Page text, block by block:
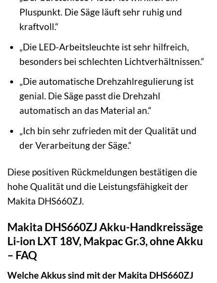
Pluspunkt. Die Säge läuft sehr ruhig und
kraftvoll.“
„Die LED-Arbeitsleuchte ist sehr hilfreich,
besonders bei schlechten Lichtverhältnissen.“
„Die automatische Drehzahlregulierung ist
genial. Die Säge passt die Drehzahl
automatisch an das Material an.“
„Ich bin sehr zufrieden mit der Qualität und
der Verarbeitung der Säge.“
Diese positiven Rückmeldungen bestätigen die
hohe Qualität und die Leistungsfähigkeit der
Makita DHS660ZJ.
Makita DHS660ZJ Akku-Handkreissäge
Li-ion LXT 18V, Makpac Gr.3, ohne Akku
– FAQ
Welche Akkus sind mit der Makita DHS660ZJ